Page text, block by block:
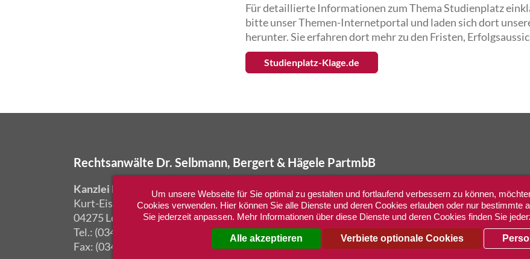
Für detaillierte Informationen zum Thema Studienplatz
bitte unser Themen-Internetportal und laden sich dort
herunter. Sie erfahren dort mehr zu den Fristen,
Studienplatz-Klage.de
Rechtsanwälte Dr. Selbmann, Bergert & Hägele PartmbB
Kanzlei Leipzig:
Kurt-Eisner-Str. 15
04275 Leipzig
Tel.: (0341) 306 707-0
Fax: (0341) 306 707-10
Zweigstelle Berlin:
Kurfürstendamm 234
10719 Berlin
Tel.: (030) 12 06 48 559
Startseite
Sitemap
Impressum
Datenschutz
Cookies
Um unsere Webseite für Sie optimal zu gestalten und fortlaufend verbessern zu können,
Cookies verwenden. Hier können Sie alle Dienste und deren Cookies erlauben oder nur bestimmte
Sie jederzeit anpassen. Mehr Informationen über diese Dienste und deren Cookies finden Sie
Alle akzeptieren Verbiete optionale Cookies